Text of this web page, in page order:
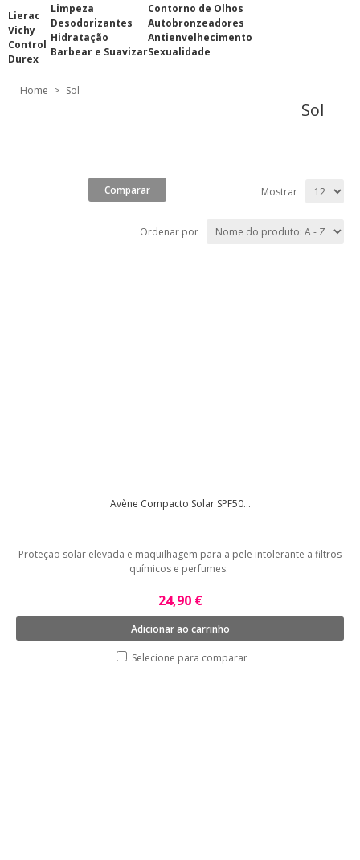
Lierac
Vichy
Control
Durex
Limpeza
Desodorizantes
Hidratação
Barbear e Suavizar
Contorno de Olhos
Autobronzeadores
Antienvelhecimento
Sexualidade
Home > Sol
Sol
Mostrar
Ordenar por
Avène Compacto Solar SPF50...
Proteção solar elevada e maquilhagem para a pele intolerante a filtros
químicos e perfumes.
24,90 €
Adicionar ao carrinho
Selecione para comparar